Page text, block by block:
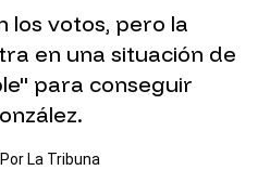
los votos, pero la
en una situación de
para conseguir
| Por La Tribuna